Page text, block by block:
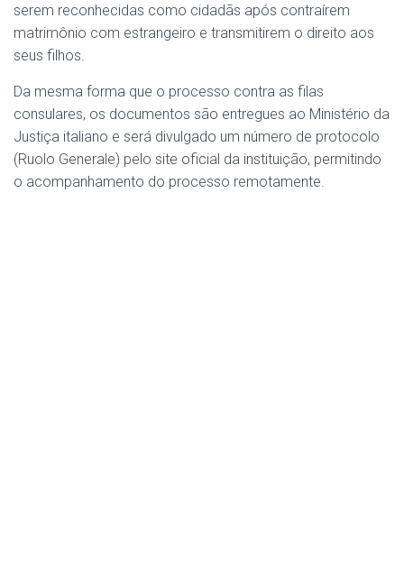
serem reconhecidas como cidadãs após contraírem
matrimônio com estrangeiro e transmitirem o direito aos
seus filhos.
Da mesma forma que o processo contra as filas
consulares, os documentos são entregues ao Ministério da
Justiça italiano e será divulgado um número de protocolo
(Ruolo Generale) pelo site oficial da instituição, permitindo
o acompanhamento do processo remotamente.